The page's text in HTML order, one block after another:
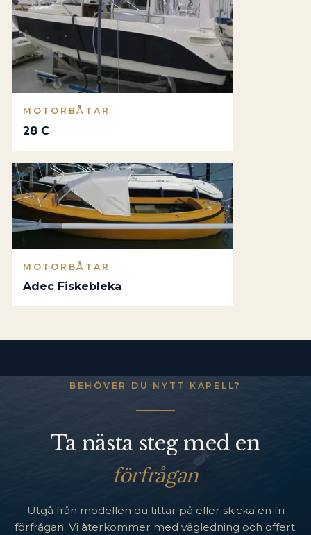
MOTORBÅTAR
28 C
MOTORBÅTAR
Adec Fiskebleka
BEHÖVER DU NYTT KAPELL?
Ta nästa steg med en
förfrågan
Utgå från modellen du tittar på eller skicka en fri
förfrågan. Vi återkommer med vägledning och offert.